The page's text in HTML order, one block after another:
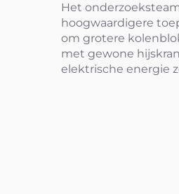
Het
hoogwaardigere
om grotere
met gewone
elektrische energie